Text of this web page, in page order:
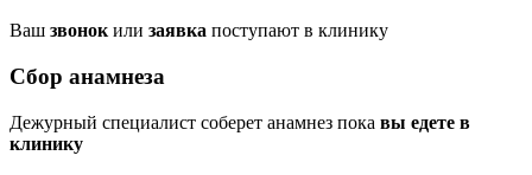
Ваш звонокили заявка поступают в клинику
Сбор анамнеза
Дежурный специалист соберет анамнез пока вы едете в
клинику